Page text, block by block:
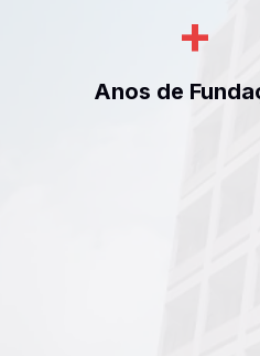
+
Anos de